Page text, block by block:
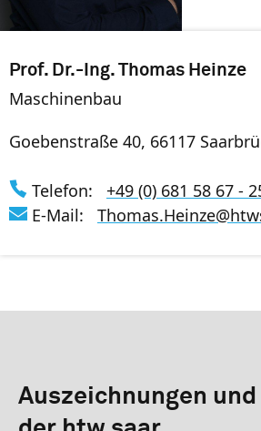
Prof. Dr.-Ing. Thomas Heinze
Maschinenbau
Goebenstraße 40, 66117
Telefon:
+49 (0) 681 58 67 -
E-Mail:
Thomas.Heinze@
Auszeichnungen